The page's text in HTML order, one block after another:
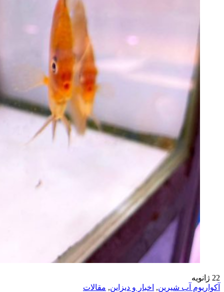
22 ژانویه
آکواریوم آب شیرین, اخبار و دیزاین, مقالات